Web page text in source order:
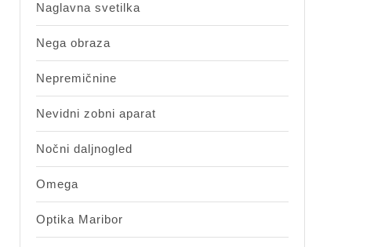
Naglavna svetilka
Nega obraza
Nepremičnine
Nevidni zobni aparat
Nočni daljnogled
Omega
Optika Maribor